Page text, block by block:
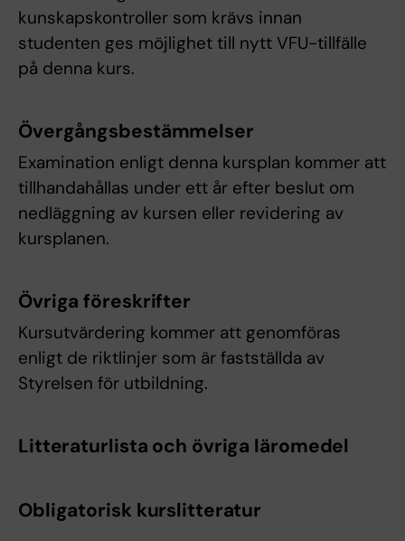
kunskapskontroller som krävs innan
studenten ges möjlighet till nytt VFU-tillfälle
på denna kurs.
Övergångsbestämmelser
Examination enligt denna kursplan kommer att
tillhandahållas under ett år efter beslut om
nedläggning av kursen eller revidering av
kursplanen.
Övriga föreskrifter
Kursutvärdering kommer att genomföras
enligt de riktlinjer som är fastställda av
Styrelsen för utbildning.
Litteraturlista och övriga läromedel
Obligatorisk kurslitteratur